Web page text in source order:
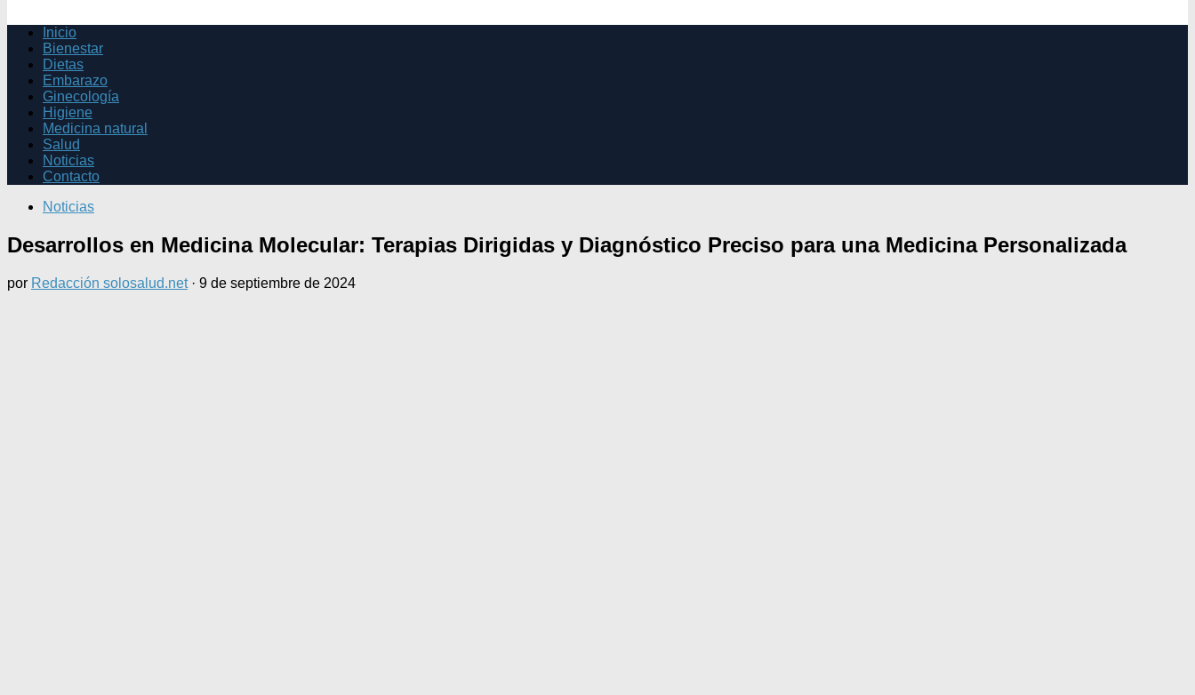
Inicio
Bienestar
Dietas
Embarazo
Ginecología
Higiene
Medicina natural
Salud
Noticias
Contacto
Noticias
Desarrollos en Medicina Molecular: Terapias Dirigidas y Diagnóstico Preciso para una Medicina Personalizada
por Redacción solosalud.net · 9 de septiembre de 2024